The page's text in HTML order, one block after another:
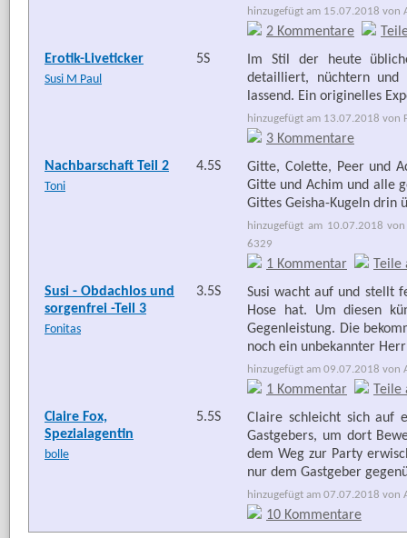
hinzugefügt am 15.07.2018 von
2 Kommentare
Erotik-Liveticker
Susi M Paul
5S
Im Stil der heute
detailliert, nüchtern und
lassend. Ein originelles
hinzugefügt am 13.07.2018 von
3 Kommentare
Nachbarschaft Teil 2
Toni
4.5S
Gitte, Colette, Peer und
Gitte und Achim und alle
Gittes Geisha-Kugeln drin
hinzugefügt am 10.07.2018
6329
1 Kommentar
Susi - Obdachlos und
sorgenfrei -Teil 3
Fonitas
3.5S
Susi wacht auf und stellt
Hose hat. Um diesen
Gegenleistung. Die
noch ein unbekannter
hinzugefügt am 09.07.2018 von
1 Kommentar
Claire Fox,
Spezialagentin
bolle
5.5S
Claire schleicht sich auf
Gastgebers, um dort
dem Weg zur Party
nur dem Gastgeber
hinzugefügt am 07.07.2018 von
10 Kommentare